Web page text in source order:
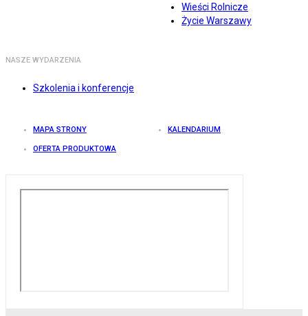
Wieści Rolnicze
Życie Warszawy
NASZE WYDARZENIA
Szkolenia i konferencje
MAPA STRONY KALENDARIUM
OFERTA PRODUKTOWA